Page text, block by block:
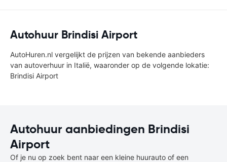
Autohuur Brindisi Airport
AutoHuren.nl vergelijkt de prijzen van bekende aanbieders
van autoverhuur in Italië, waaronder op de volgende lokatie:
Brindisi Airport
Autohuur aanbiedingen Brindisi
Airport
Of je nu op zoek bent naar een kleine huurauto of een